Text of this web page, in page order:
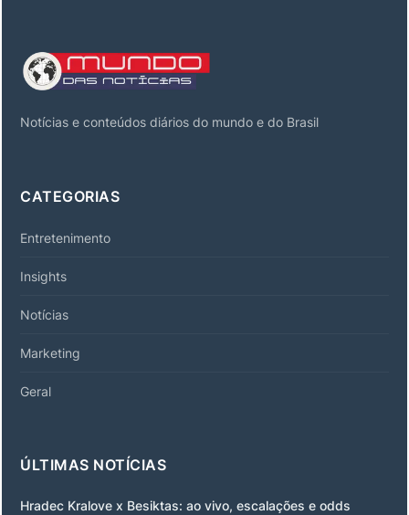
Notícias e conteúdos diários do mundo e do Brasil
CATEGORIAS
Entretenimento
Insights
Notícias
Marketing
Geral
ÚLTIMAS NOTÍCIAS
Hradec Kralove x Besiktas: ao vivo, escalações e odds